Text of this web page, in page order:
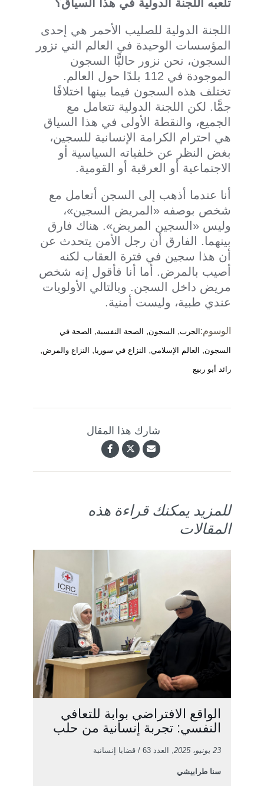
تلعبه اللجنة الدولية في هذا السياق؟
اللجنة الدولية للصليب الأحمر هي إحدى
المؤسسات الوحيدة في العالم التي تزور
السجون، نحن نزور حاليًّا السجون
الموجودة في 112 بلدًا حول العالم.
تختلف هذه السجون فيما بينها اختلافًا
جمًّا. لكن اللجنة الدولية تتعامل مع
الجميع، والنقطة الأولى في هذا السياق
هي احترام الكرامة الإنسانية للسجين،
بغض النظر عن خلفياته السياسية أو
الاجتماعية أو العرقية أو القومية.
أنا عندما أذهب إلى السجن أتعامل مع
شخص بوصفه «المريض السجين»،
وليس «السجين المريض». هناك فارق
بينهما. الفارق أن رجل الأمن يتحدث عن
أن هذا سجين في فترة العقاب لكنه
أصيب بالمرض. أما أنا فأقول إنه شخص
مريض داخل السجن. وبالتالي الأولويات
عندي طبية، وليست أمنية.
الوسوم:الجرب, السجون, الصحة النفسية, الصحة في
السجون, العالم الإسلامي, النزاع في سوريا, النزاع والمرض,
رائد أبو ربيع
شارك هذا المقال
للمزيد يمكنك قراءة هذه
المقالات
الواقع الافتراضي بوابة للتعافي
النفسي: تجربة إنسانية من حلب
23 يونيو، 2025 , العدد 63 / قضايا إنسانية
سنا طرابيشي